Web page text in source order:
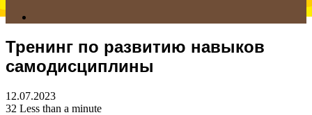
Тренинг по развитию навыков
самодисциплины
12.07.2023
32 Less than a minute